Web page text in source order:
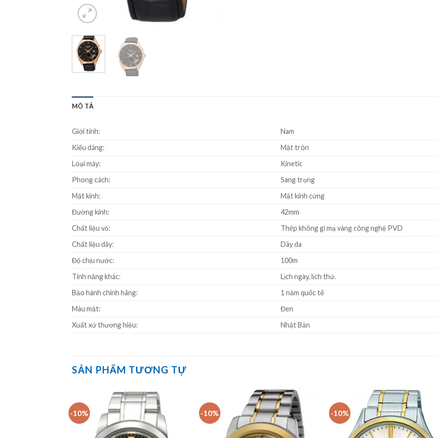
MÔ TẢ
Giới tính:
Nam
Kiểu dáng:
Mặt tròn
Loại máy:
Kinetic
Phong cách:
Sang trọng
Mặt kính:
Mặt kính cứng
Đường kính:
42mm
Chất liệu vỏ:
Thép không gỉ mạ vàng công nghệ PVD
Chất liệu dây:
Dây da
Độ chịu nước:
100m
Tính năng khác:
Lịch ngày, lịch thứ.
Bảo hành chính hãng:
1 năm quốc tế
Màu mặt:
Đen
Xuất xứ thương hiệu:
Nhật Bản
SẢN PHẨM TƯƠNG TỰ
-10% -10% -10%